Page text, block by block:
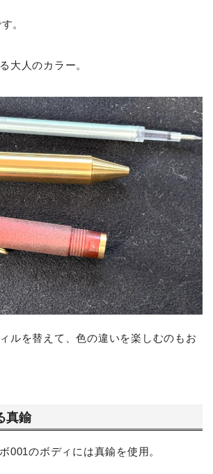
。
大人のカラー。
ルを替えて、色の違いを楽しむのもお
真鍮
001のボディには真鍮を使用。